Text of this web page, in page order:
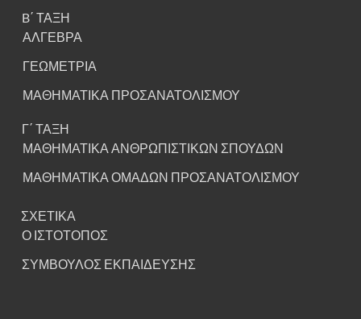
B΄ ΤΑΞΗ
ΑΛΓΕΒΡΑ
ΓΕΩΜΕΤΡΙΑ
ΜΑΘΗΜΑΤΙΚΑ ΠΡΟΣΑΝΑΤΟΛΙΣΜΟΥ
Γ΄ ΤΑΞΗ
ΜΑΘΗΜΑΤΙΚΑ ΑΝΘΡΩΠΙΣΤΙΚΩΝ ΣΠΟΥΔΩΝ
ΜΑΘΗΜΑΤΙΚΑ ΟΜΑΔΩΝ ΠΡΟΣΑΝΑΤΟΛΙΣΜΟΥ
ΣΧΕΤΙΚΑ
Ο ΙΣΤΟΤΟΠΟΣ
ΣΥΜΒΟΥΛΟΣ ΕΚΠΑΙΔΕΥΣΗΣ